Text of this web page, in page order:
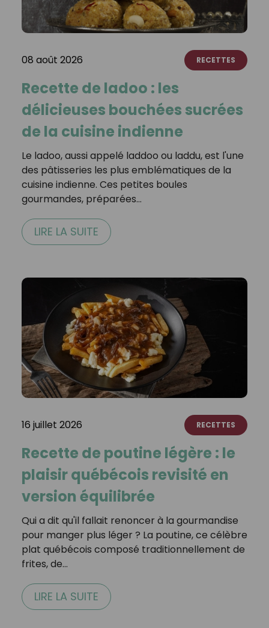
08 août 2026 RECETTES
Recette de ladoo : les
délicieuses bouchées sucrées
de la cuisine indienne
Le ladoo, aussi appelé laddoo ou laddu, est l'une
des pâtisseries les plus emblématiques de la
cuisine indienne. Ces petites boules
gourmandes, préparées…
LIRE LA SUITE
16 juillet 2026 RECETTES
Recette de poutine légère : le
plaisir québécois revisité en
version équilibrée
Qui a dit qu'il fallait renoncer à la gourmandise
pour manger plus léger ? La poutine, ce célèbre
plat québécois composé traditionnellement de
frites, de…
LIRE LA SUITE